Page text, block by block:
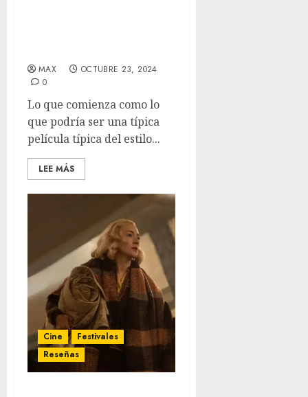
MAX
OCTUBRE 23, 2024
0
Lo que comienza como lo
que podría ser una típica
película típica del estilo...
LEE MÁS
Cine
Festivales
Reseñas